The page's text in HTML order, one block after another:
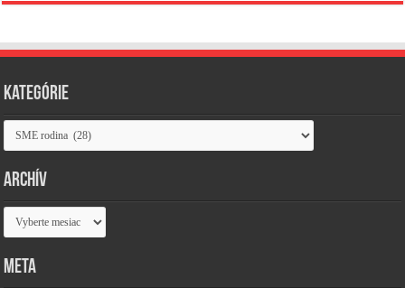
Kategórie
Kategórie
Archív
Archív
Meta